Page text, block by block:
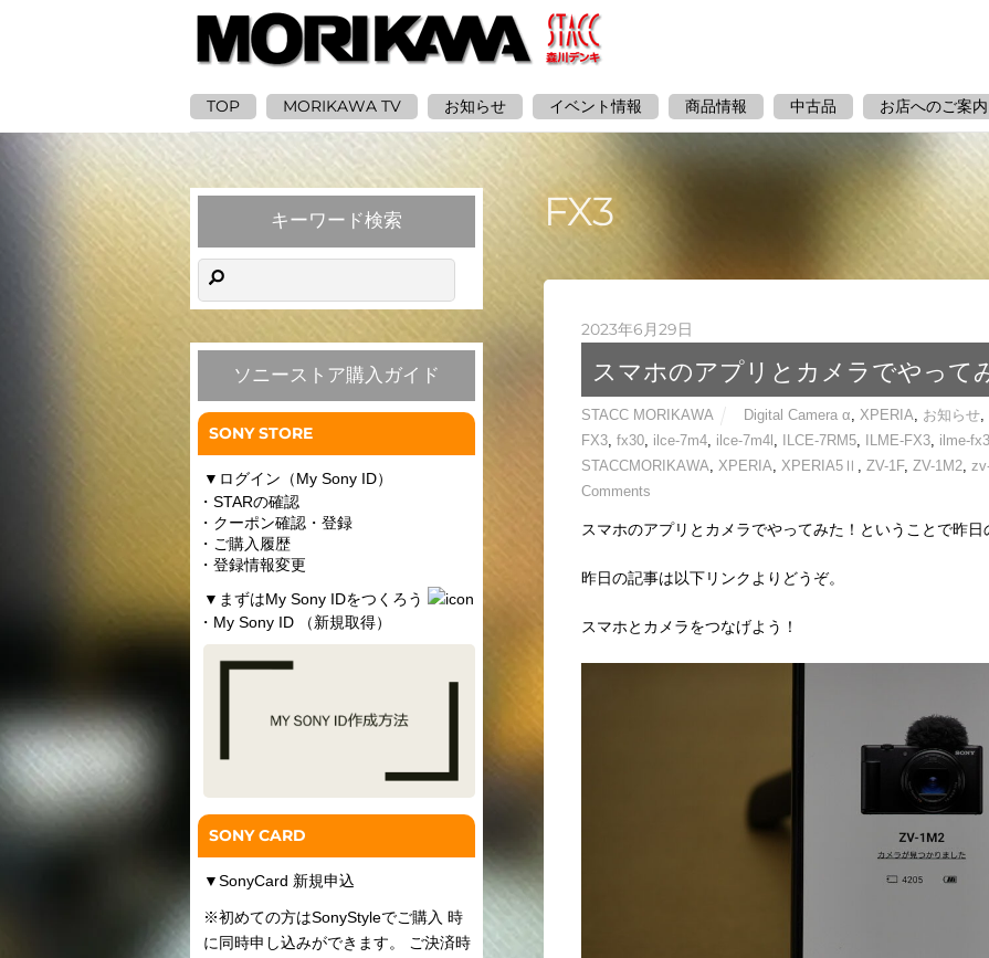
TOP MORIKAWA TV お知らせ イベント情報 商品情報 中古品 お店へのご案内
FX3
2023年6月29日
スマホのアプリとカメラでやって
STACC MORIKAWA Digital Camera α,XPERIA, お知らせ,
FX3, fx30, ilce-7m4, ilce-7m4l , ILCE-7RM5, ILME-FX3, ilme-
STACCMORIKAWA, XPERIA, XPERIA5Ⅱ , ZV-1F, ZV-1M2,
Comments
スマホのアプリとカメラでやってみた！ということで昨日
昨日の記事は以下リンクよりどうぞ。
スマホとカメラをつなげよう！
キーワード検索
ソニーストア購入ガイド
SONY STORE
▼ ログイン（My Sony ID）
・STARの確認
・クーポン確認・登録
・ご購入履歴
・登録情報変更
▼ まずはMy Sony IDをつくろう
・My Sony ID （新規取得）
SONY CARD
▼SonyCard 新規申込
※初めての方はSonyStyleでご購入 時
に同時申し込みができます。 ご決済時